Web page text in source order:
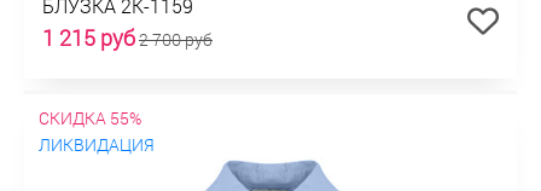
БЛУЗКА 2К-1159
1 215 руб2 700 руб
СКИДКА 55%
ЛИКВИДАЦИЯ